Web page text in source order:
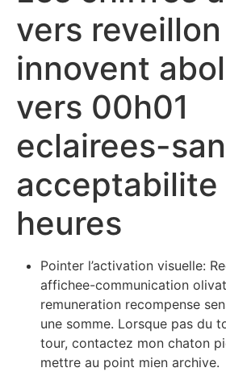
vers reveillon
innovent
vers 00h01
eclairees-
acceptabilite
heures
Pointer l’activation visuelle:
affichee-communication
remuneration recompense
une somme. Lorsque pas du
tour, contactez mon chaton
mettre au point mien archive.